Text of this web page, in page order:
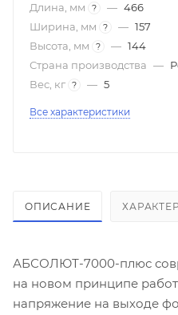
Длина, мм
? — 466
Ширина, мм
? — 157
Высота, мм
? — 144
Страна производства —
Вес, кг ? — 5
Все характеристики
ОПИСАНИЕ
АБСОЛЮТ-7000-плюс
на новом принципе
напряжение на выходе